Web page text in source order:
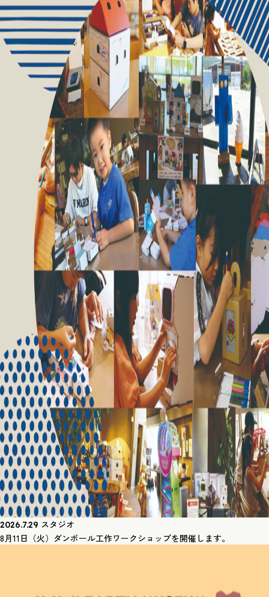
2026.7.29 スタジオ
8月11日（火）ダンボール工作ワークショップを開催します。